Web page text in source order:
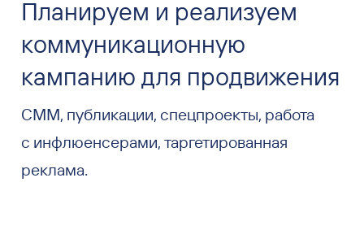
Планируем и реализуем
коммуникационную
кампанию для продвижения
СММ, публикации, спецпроекты, работа
с инфлюенсерами, таргетированная
реклама.